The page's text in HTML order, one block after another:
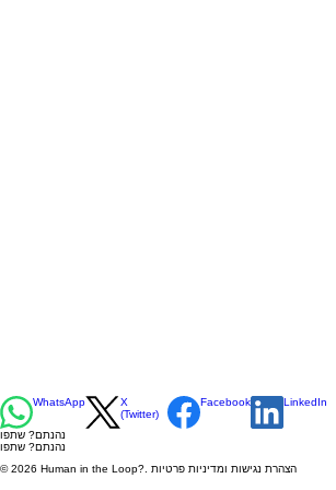
WhatsApp
X
(Twitter)
Facebook LinkedIn
נהנתם? שתפו
נהנתם? שתפו
© 2026 Human in the Loop?. הצהרת נגישות ומדיניות פרטיות